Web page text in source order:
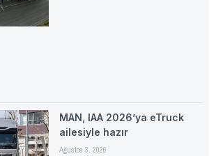
MAN, IAA 2026’ya eTruck
ailesiyle hazır
Ağustos 3, 2026